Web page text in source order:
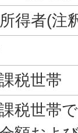
得者(注
税世帯
税世帯で